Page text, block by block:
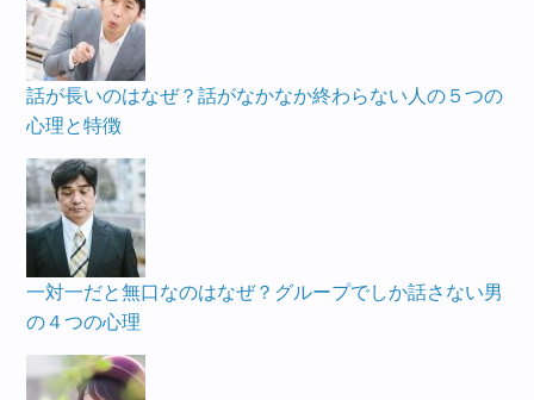
話が長いのはなぜ？話がなかなか終わらない人の５つの
心理と特徴
一対一だと無口なのはなぜ？グループでしか話さない男
の４つの心理